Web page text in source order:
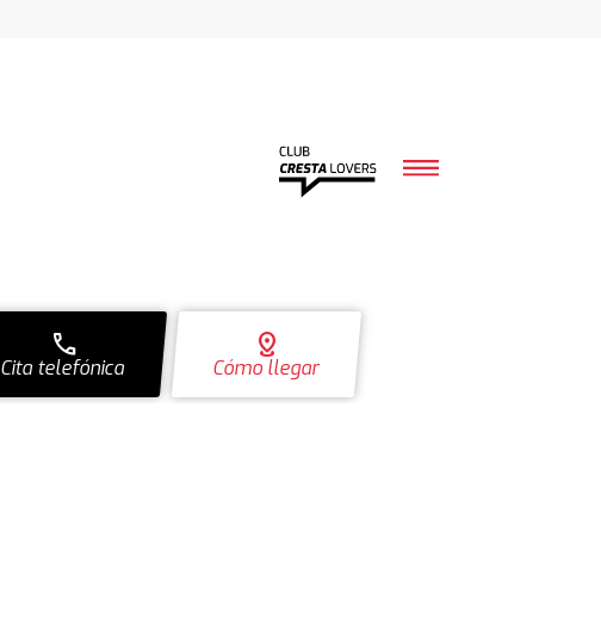
distance
Cómo llegar
call
Cita telefónica